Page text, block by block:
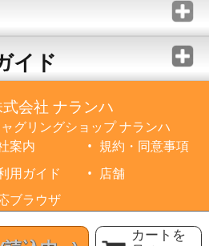
カートを
イド
会社 ナランハ
グリングショップ ナランハ
案内
規約・同意事項
用ガイド
店舗
ブラウザ
Inc. All Rights Reserved.